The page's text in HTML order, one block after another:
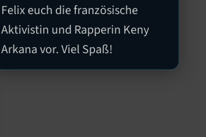
Felix euch die französische
Aktivistin und Rapperin Keny
Arkana vor. Viel Spaß!